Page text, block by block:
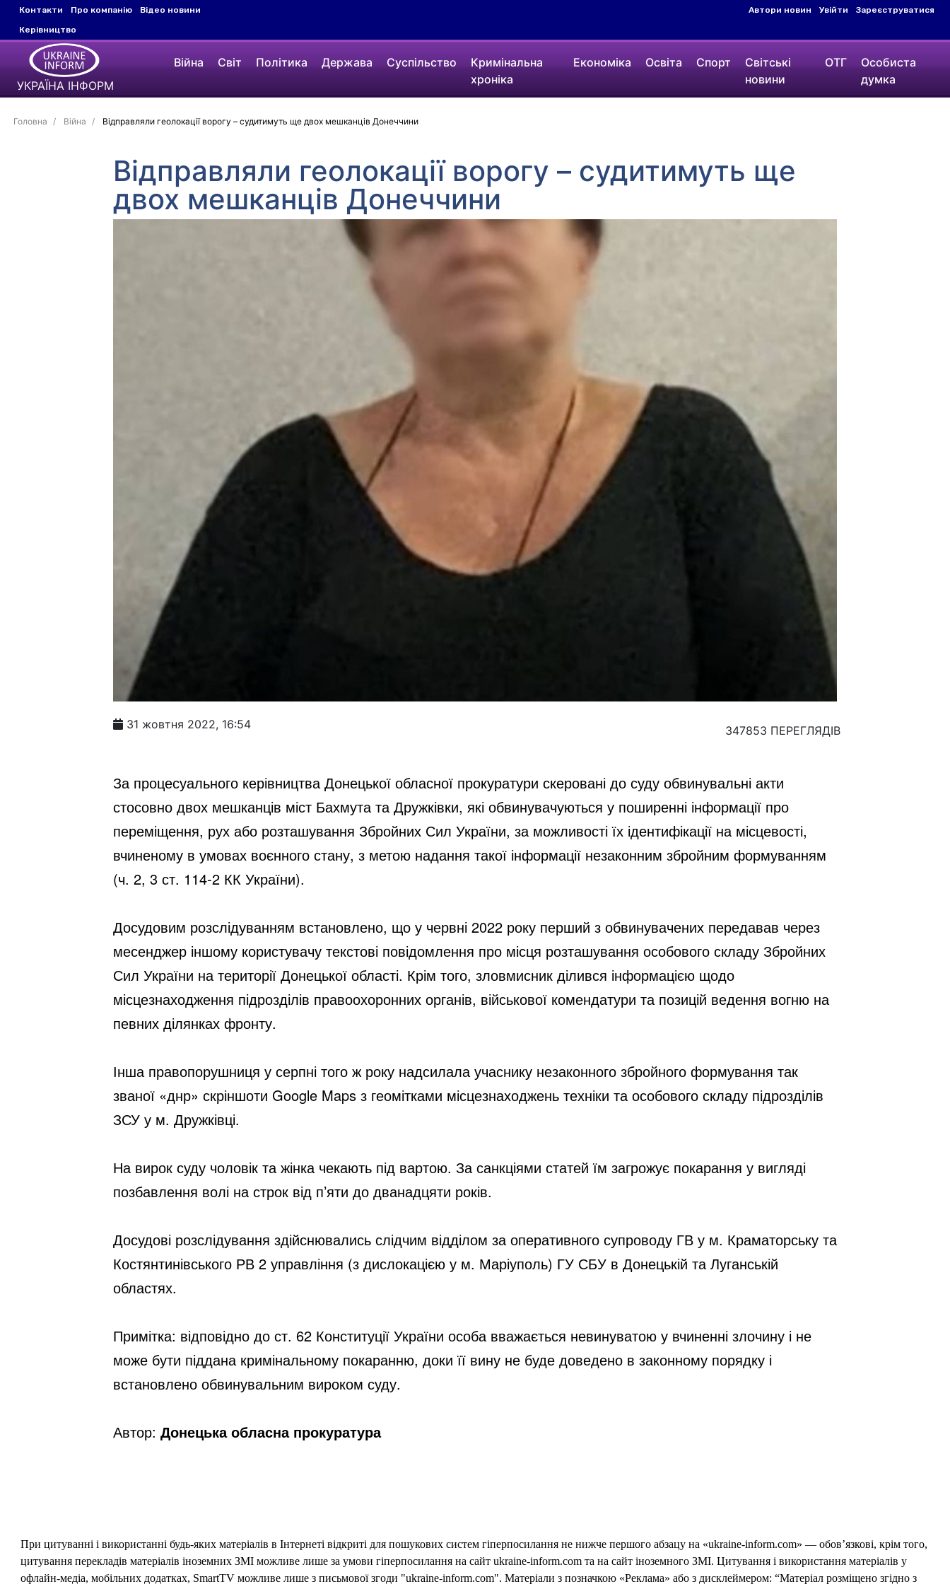
Контакти Про компанію
Відео новини
Керівництво
Автори новин Увійти Зареєструватися
УКРАЇНА ІНФОРМ
Війна Світ Політика Держава Суспільство
Кримінальна
хроніка
Економіка Освіта Спорт
Світські
новини
ОТГ
Особиста
думка
Головна Війна Відправляли геолокації ворогу – судитимуть ще двох мешканців Донеччини
Відправляли геолокації ворогу – судитимуть ще
двох мешканців Донеччини
31 жовтня 2022, 16:54 347853 ПЕРЕГЛЯДІВ
За процесуального керівництва Донецької обласної прокуратури скеровані до суду обвинувальні акти
стосовно двох мешканців міст Бахмута та Дружківки, які обвинувачуються у поширенні інформації про
переміщення, рух або розташування Збройних Сил України, за можливості їх ідентифікації на місцевості,
вчиненому в умовах воєнного стану, з метою надання такої інформації незаконним збройним формуванням
(ч. 2, 3 ст. 114-2 КК України).
Досудовим розслідуванням встановлено, що у червні 2022 року перший з обвинувачених передавав через
месенджер іншому користувачу текстові повідомлення про місця розташування особового складу Збройних
Сил України на території Донецької області. Крім того, зловмисник ділився інформацією щодо
місцезнаходження підрозділів правоохоронних органів, військової комендатури та позицій ведення вогню на
певних ділянках фронту.
Інша правопорушниця у серпні того ж року надсилала учаснику незаконного збройного формування так
званої «днр» скріншоти Google Maps з геомітками місцезнаходжень техніки та особового складу підрозділів
ЗСУ у м. Дружківці.
На вирок суду чоловік та жінка чекають під вартою. За санкціями статей їм загрожує покарання у вигляді
позбавлення волі на строк від п’яти до дванадцяти років.
Досудові розслідування здійснювались слідчим відділом за оперативного супроводу ГВ у м. Краматорську та
Костянтинівського РВ 2 управління (з дислокацією у м. Маріуполь) ГУ СБУ в Донецькій та Луганській
областях.
Примітка: відповідно до ст. 62 Конституції України особа вважається невинуватою у вчиненні злочину і не
може бути піддана кримінальному покаранню, доки її вину не буде доведено в законному порядку і
встановлено обвинувальним вироком суду.
Автор: Донецька обласна прокуратура
При цитуванні і використанні будь-яких матеріалів в Інтернеті відкриті для пошукових систем гіперпосилання не нижче першого абзацу на «ukraine-inform.com» — обов’язкові, крім того,
цитування перекладів матеріалів іноземних ЗМІ можливе лише за умови гіперпосилання на сайт ukraine-inform.com та на сайт іноземного ЗМІ. Цитування і використання матеріалів у
офлайн-медіа, мобільних додатках, SmartTV можливе лише з письмової згоди "ukraine-inform.com". Матеріали з позначкою «Реклама» або з дисклеймером: “Матеріал розміщено згідно з